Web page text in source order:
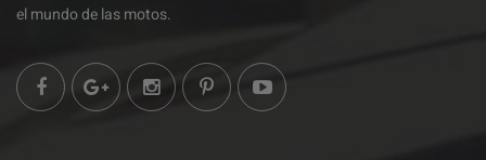
el mundo de las motos.